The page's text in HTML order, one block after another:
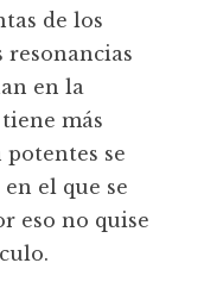
de los
resonancias
en la
más
potentes se
el que se
eso no quise